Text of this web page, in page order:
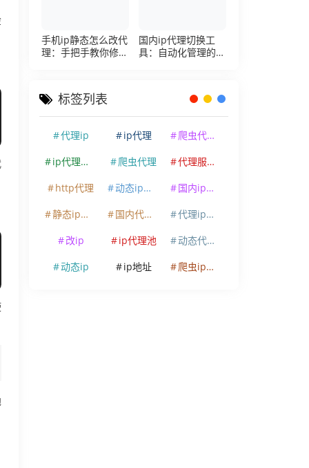
手机ip静态怎么改代
理：手把手教你修改
国内ip代理切换工
具：自动化管理的效
标签列表
代理ip ip代理
爬虫代理ip
ip代理软件
爬虫代理
代理服务器
http代理
动态ip代理
国内ip代理
静态ip代理
国内代理ip
代理ip软件
改ip
ip代理池
动态代理ip
动态ip
ip地址 爬虫ip代理